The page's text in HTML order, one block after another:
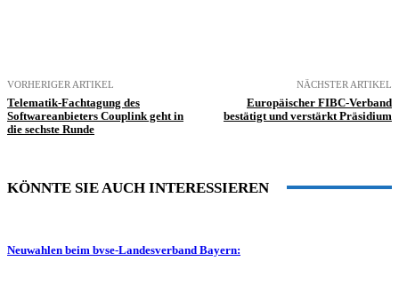
VORHERIGER ARTIKEL
Telematik-Fachtagung des
Softwareanbieters Couplink geht in
die sechste Runde
NÄCHSTER ARTIKEL
Europäischer FIBC-Verband
bestätigt und verstärkt Präsidium
KÖNNTE SIE AUCH INTERESSIEREN
Neuwahlen beim bvse-Landesverband Bayern: